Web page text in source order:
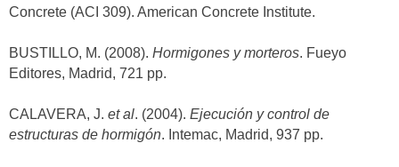
Concrete (ACI 309). American Concrete Institute.
BUSTILLO, M. (2008). Hormigones y morteros. Fueyo
Editores, Madrid, 721 pp.
CALAVERA, J. et al. (2004). Ejecución y control de
estructuras de hormigón. Intemac, Madrid, 937 pp.